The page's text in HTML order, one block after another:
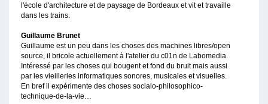
l'école d'architecture et de paysage de Bordeaux et vit et travaille
dans les trains.
Guillaume Brunet
Guillaume est un peu dans les choses des machines libres/open
source, il bricole actuellement à l'atelier du c01n de Labomedia.
Intéressé par les choses qui bougent et fond du bruit mais aussi
par les vieilleries informatiques sonores, musicales et visuelles.
En bref il expérimente des choses socialo-philosophico-
technique-de-la-vie…